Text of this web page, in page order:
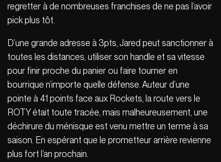
regretter à de nombreuses franchises de ne pas l’avoir
pick plus tôt.
D’une grande adresse à 3pts, Jared peut sanctionner à
toutes les distances, utiliser son handle et sa vitesse
pour finir proche du panier ou faire tourner en
bourrique n’importe quelle défense. Auteur d’une
pointe à 41 points face aux Rockets, la route vers le
ROTY était toute tracée, mais malheureusement, une
déchirure du ménisque est venu mettre un terme à sa
saison. En espérant que le prometteur arrière revienne
plus fort l’an prochain.